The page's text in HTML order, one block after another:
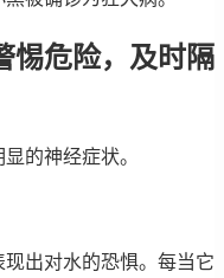
惕危险，及时隔
的神经症状。
出对水的恐惧。每当它